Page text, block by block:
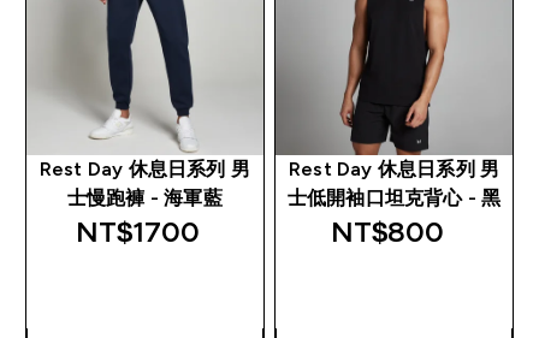
Rest Day 休息日系列 男
士慢跑褲 - 海軍藍
NT$1700‎
Rest Day 休息日系列 男
士低開袖口坦克背心 - 黑
NT$800‎